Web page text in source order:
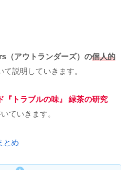
（アウトランダーズ）の個人的
て説明していきます。
『トラブルの味』 緑茶の研究
ていきます。
とめ